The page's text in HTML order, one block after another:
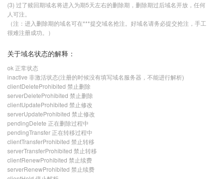
(3) 过了赎回期域名将进入为期5天左右的删除期，删除期过后域名开放，任何
人可注。
（注：进入删除期的域名可在***提交域名抢注。好域名请务必提交抢注，手工
很难注册成功。）
关于域名状态的解释：
ok 正常状态
inactive 非激活状态(注册的时候没有填写域名服务器，不能进行解析)
clientDeleteProhibited 禁止删除
serverDeleteProhibited 禁止删除
clientUpdateProhibited 禁止修改
serverUpdateProhibited 禁止修改
pendingDelete 正在删除过程中
pendingTransfer 正在转移过程中
clientTransferProhibited 禁止转移
serverTransferProhibited 禁止转移
clientRenewProhibited 禁止续费
serverRenewProhibited 禁止续费